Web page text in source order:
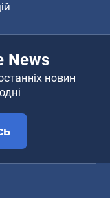
News
новин